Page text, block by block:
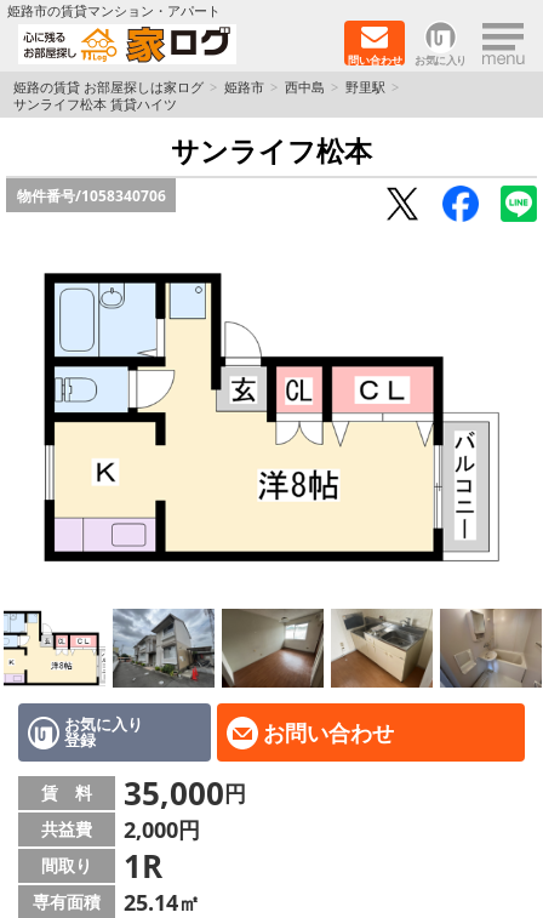
姫路市の賃貸マンション・アパート
問い合わせ お気に入り ×
TOPページ
ペットOK物件
保証人不要物件
初期費用リーズナブル物件
路線·駅から探す
地域から探す
地図から探す
スタッフ
店舗情報·アクセス
会社概要
メールでお問い合わせ
姫路の賃貸 お部屋探しは家ログ 姫路市 西中島
野里駅
サンライフ松本 賃貸ハイツ
サンライフ松本
物件番号/1058340706
お気に入り
登録 お問い合わせ
賃 料 35,000円
共益費 2,000円
間取り 1R
専有面積 25.14㎡